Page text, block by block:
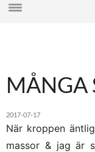
MÅNGA
2017-07-17
När kroppen
massor & jag är